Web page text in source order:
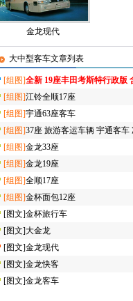
金龙现代
大中型客车文章列表
[组图]全新 19座丰田考斯特行政版
[组图]江铃全顺17座
[组图]宇通63座客车
[组图]37座 旅游客运车辆 宇通客车
[组图]金龙33座
[组图]金龙19座
[组图]全顺17座
[组图]金杯面包12座
[图文]金杯旅行车
[图文]大金龙
[图文]金龙现代
[图文]金龙快客
[图文]金龙客车